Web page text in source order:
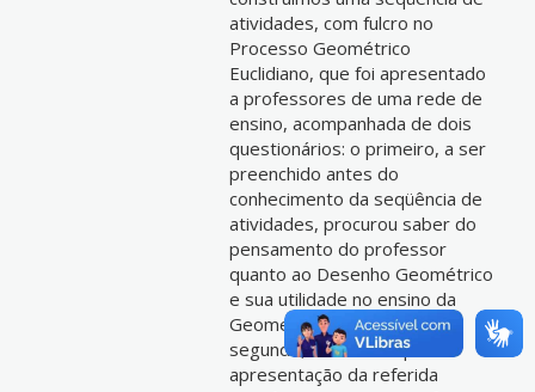
atividades, com fulcro no
Processo Geométrico
Euclidiano, que foi apresentado
a professores de uma rede de
ensino, acompanhada de dois
questionários: o primeiro, a ser
preenchido antes do
conhecimento da seqüência de
atividades, procurou saber do
pensamento do professor
quanto ao Desenho Geométrico
e sua utilidade no ensino da
Geometria e da Álgebra, e o
segundo, oferecido após a
apresentação da referida